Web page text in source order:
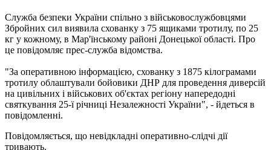
Служба безпеки України спільно з військовослужбовцями
Збройних сил виявила схованку з 75 ящиками тротилу, по 25
кг у кожному, в Мар'їнському районі Донецької області. Про
це повідомляє прес-служба відомства.
"За оперативною інформацією, схованку з 1875 кілограмами
тротилу облаштували бойовики ДНР для проведення диверсій
на цивільних і військових об'єктах регіону напередодні
святкування 25-ї річниці Незалежності України", - йдеться в
повідомленні.
Повідомляється, що невідкладні оперативно-слідчі дії
тривають.